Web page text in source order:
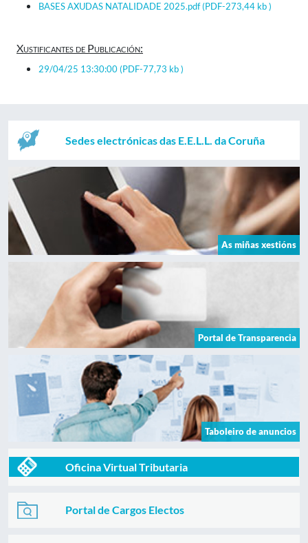
BASES AXUDAS NATALIDADE 2025.pdf(PDF-273,44 kb )
Xustificantes de Publicación:
29/04/25 13:30:00(PDF-77,73 kb )
Sedes electrónicas das E.E.L.L. da Coruña
As miñas xestións
Portal de Transparencia
Taboleiro de anuncios
Oficina Virtual Tributaria
Portal de Cargos Electos